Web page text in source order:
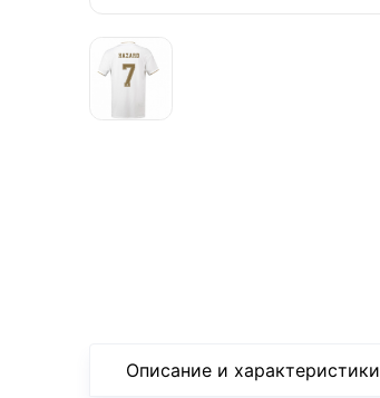
Описание и характеристики